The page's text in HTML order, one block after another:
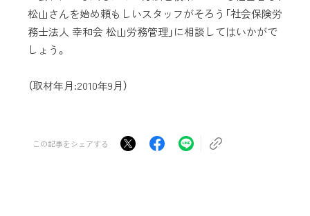
松山さんを始め頼もしいスタッフがそろう「社会保険労
務士法人 幸和会 松山労務管理」に相談してはいかがで
しょう。
（取材年月:2010年9月）
この記事をシェアする